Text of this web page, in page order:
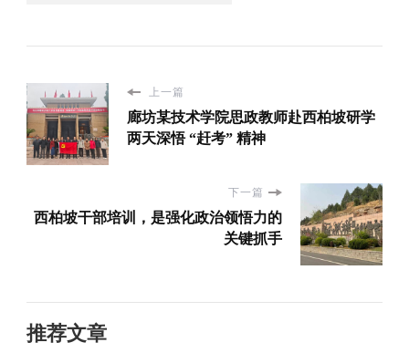
上一篇
廊坊某技术学院思政教师赴西柏坡研学
两天深悟 “赶考” 精神
下一篇
西柏坡干部培训，是强化政治领悟力的
关键抓手
推荐文章